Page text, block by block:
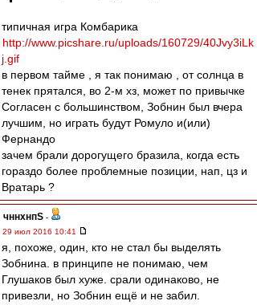
типичная игра Комбарика
http://www.picshare.ru/uploads/160729/40Jvy3iLk
j.gif
в первом тайме , я так понимаю , от солнца в
тенек прятался, во 2-м хз, может по привычке
Согласен с большинством, Зобнин был вчера
лучшим, но играть будут Ромуло и(или)
Фернандо
зачем брали дорогущего бразила, когда есть
гораздо более проблемные позиции, нап, цз и
Вратарь ?
чннхнпS -
29 июл 2016 10:41
я, похоже, один, кто не стал бы выделять
Зобнина. в принципе не понимаю, чем
Глушаков был хуже. срали одинаково, не
привезли, но Зобнин ещё и не забил.